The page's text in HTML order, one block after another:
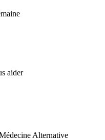
aider
Alternative